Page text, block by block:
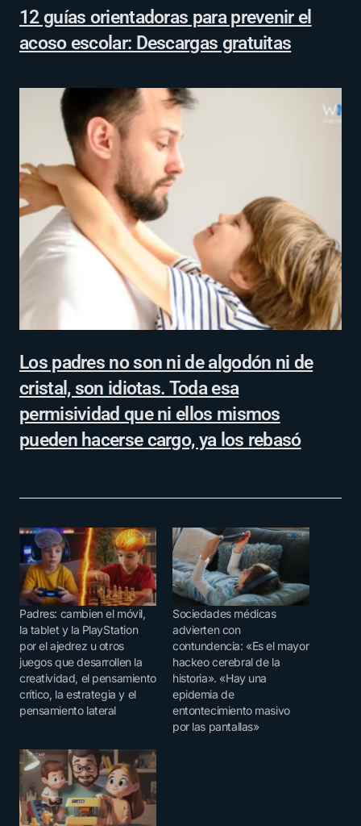
12 guías orientadoras para prevenir el
acoso escolar: Descargas gratuitas
Los padres no son ni de algodón ni de
cristal, son idiotas. Toda esa
permisividad que ni ellos mismos
pueden hacerse cargo, ya los rebasó
Padres: cambien el móvil,
la tablet y la PlayStation
por el ajedrez u otros
juegos que desarrollen la
creatividad, el pensamiento
crítico, la estrategia y el
pensamiento lateral
Sociedades médicas
advierten con
contundencia: «Es el mayor
hackeo cerebral de la
historia». «Hay una
epidemia de
entontecimiento masivo
por las pantallas»